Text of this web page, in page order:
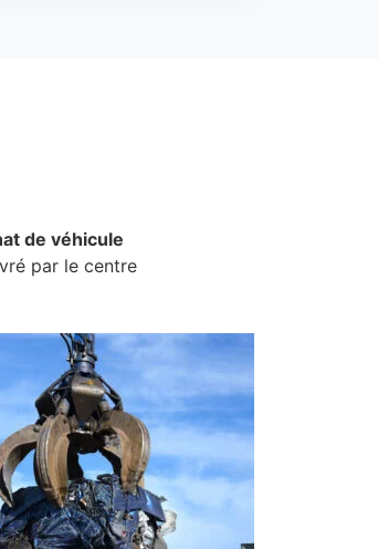
de véhicule
par le centre